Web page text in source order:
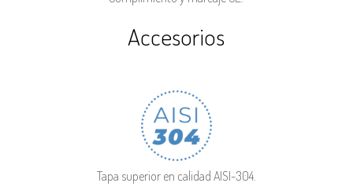
Accesorios
Tapa superior en calidad AISI-304.